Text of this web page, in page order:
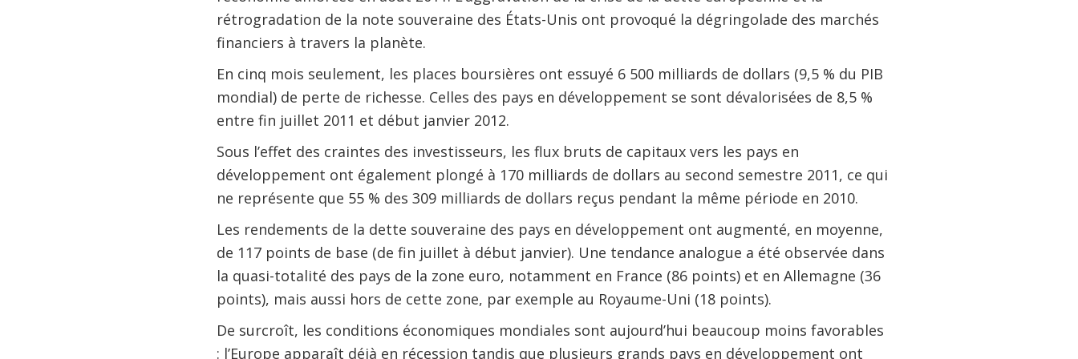
rétrogradation de la note souveraine des États-Unis ont provoqué la dégringolade des marchés
financiers à travers la planète.
En cinq mois seulement, les places boursières ont essuyé 6 500 milliards de dollars (9,5 % du PIB
mondial) de perte de richesse. Celles des pays en développement se sont dévalorisées de 8,5 %
entre fin juillet 2011 et début janvier 2012.
Sous l’effet des craintes des investisseurs, les flux bruts de capitaux vers les pays en
développement ont également plongé à 170 milliards de dollars au second semestre 2011, ce qui
ne représente que 55 % des 309 milliards de dollars reçus pendant la même période en 2010.
Les rendements de la dette souveraine des pays en développement ont augmenté, en moyenne,
de 117 points de base (de fin juillet à début janvier). Une tendance analogue a été observée dans
la quasi-totalité des pays de la zone euro, notamment en France (86 points) et en Allemagne (36
points), mais aussi hors de cette zone, par exemple au Royaume-Uni (18 points).
De surcroît, les conditions économiques mondiales sont aujourd’hui beaucoup moins favorables
: l’Europe apparaît déjà en récession tandis que plusieurs grands pays en développement ont